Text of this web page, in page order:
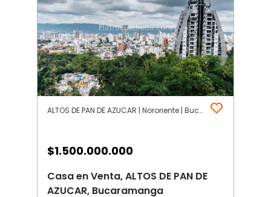
ALTOS DE PAN DE AZUCAR | Nororiente | Bucaramanga
$1.500.000.000
Casa en Venta, ALTOS DE PAN DE
AZUCAR, Bucaramanga